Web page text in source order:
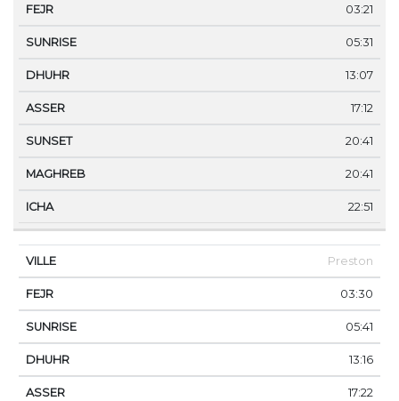
03:21
05:31
13:07
17:12
20:41
20:41
22:51
Preston
03:30
05:41
13:16
17:22